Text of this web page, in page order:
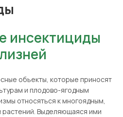
инсектициды
обьекты, которые приносят
и плодово-ягодным
относяться к многоядным,
растений. Выделяющаяся ими